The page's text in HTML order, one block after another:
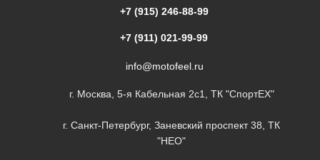
+7 (915) 246-88-99
+7 (911) 021-99-99
info@motofeel.ru
г. Москва, 5-я Кабельная 2с1, ТК "СпортЕХ"
г. Санкт-Петербург, Заневский проспект 38, ТК
"НЕО"